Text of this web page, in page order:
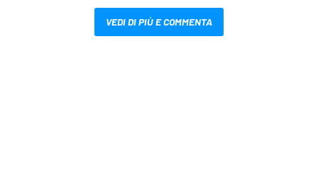
VEDI DI PIÙ E COMMENTA